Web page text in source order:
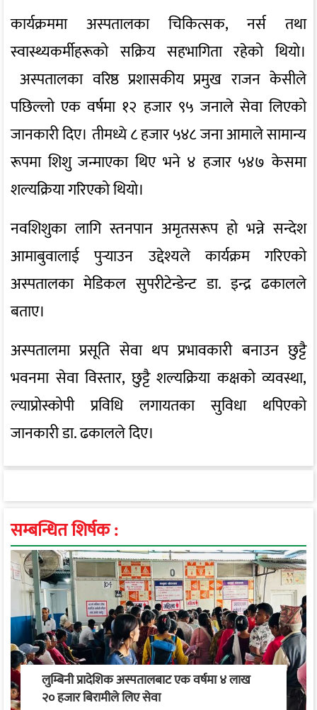
कार्यक्रममा अस्पतालका चिकित्सक, नर्स तथा
स्वास्थ्यकर्मीहरूको सक्रिय सहभागिता रहेको थियो।
अस्पतालका वरिष्ठ प्रशासकीय प्रमुख राजन केसीले
पछिल्लो एक वर्षमा १२ हजार ९५ जनाले सेवा लिएको
जानकारी दिए। तीमध्ये ८ हजार ५४८ जना आमाले सामान्य
रूपमा शिशु जन्माएका थिए भने ४ हजार ५४७ केसमा
शल्यक्रिया गरिएको थियो।
नवशिशुका लागि स्तनपान अमृतसरूप हो भन्ने सन्देश
आमाबुवालाई पुर्‍याउन उद्देश्यले कार्यक्रम गरिएको
अस्पतालका मेडिकल सुपरीटेन्डेन्ट डा. इन्द्र ढकालले
बताए।
अस्पतालमा प्रसूति सेवा थप प्रभावकारी बनाउन छुट्टै
भवनमा सेवा विस्तार, छुट्टै शल्यक्रिया कक्षको व्यवस्था,
ल्याप्रोस्कोपी प्रविधि लगायतका सुविधा थपिएको
जानकारी डा. ढकालले दिए।
सम्बन्धित शिर्षक :
लुम्बिनी प्रादेशिक अस्पतालबाट एक वर्षमा ४ लाख
२० हजार बिरामीले लिए सेवा